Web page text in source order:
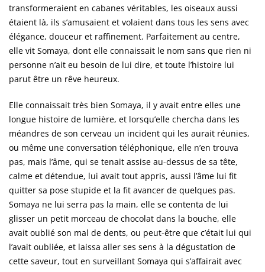
transformeraient en cabanes véritables, les oiseaux aussi
étaient là, ils s’amusaient et volaient dans tous les sens avec
élégance, douceur et raffinement. Parfaitement au centre,
elle vit Somaya, dont elle connaissait le nom sans que rien ni
personne n’ait eu besoin de lui dire, et toute l’histoire lui
parut être un rêve heureux.
Elle connaissait très bien Somaya, il y avait entre elles une
longue histoire de lumière, et lorsqu’elle chercha dans les
méandres de son cerveau un incident qui les aurait réunies,
ou même une conversation téléphonique, elle n’en trouva
pas, mais l’âme, qui se tenait assise au-dessus de sa tête,
calme et détendue, lui avait tout appris, aussi l’âme lui fit
quitter sa pose stupide et la fit avancer de quelques pas.
Somaya ne lui serra pas la main, elle se contenta de lui
glisser un petit morceau de chocolat dans la bouche, elle
avait oublié son mal de dents, ou peut-être que c’était lui qui
l’avait oubliée, et laissa aller ses sens à la dégustation de
cette saveur, tout en surveillant Somaya qui s’affairait avec